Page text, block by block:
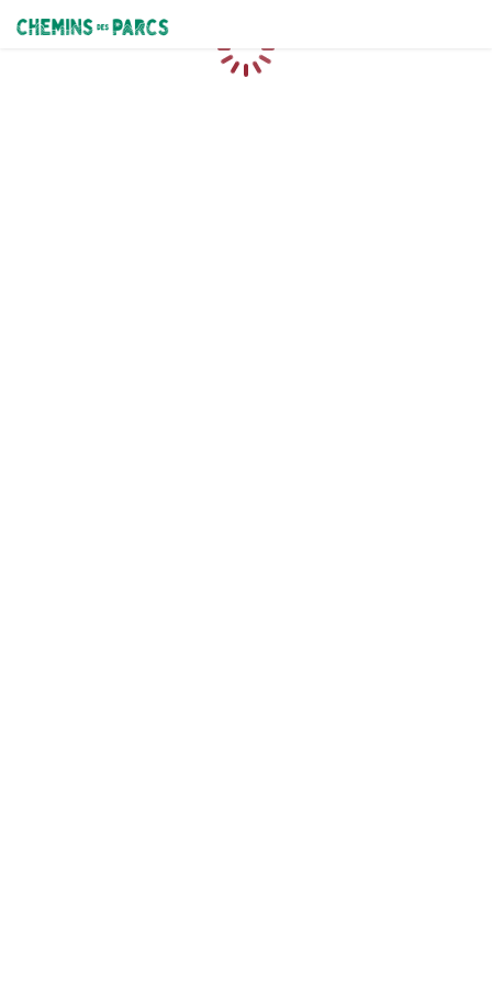
Chemins des Parcs
Caricamento